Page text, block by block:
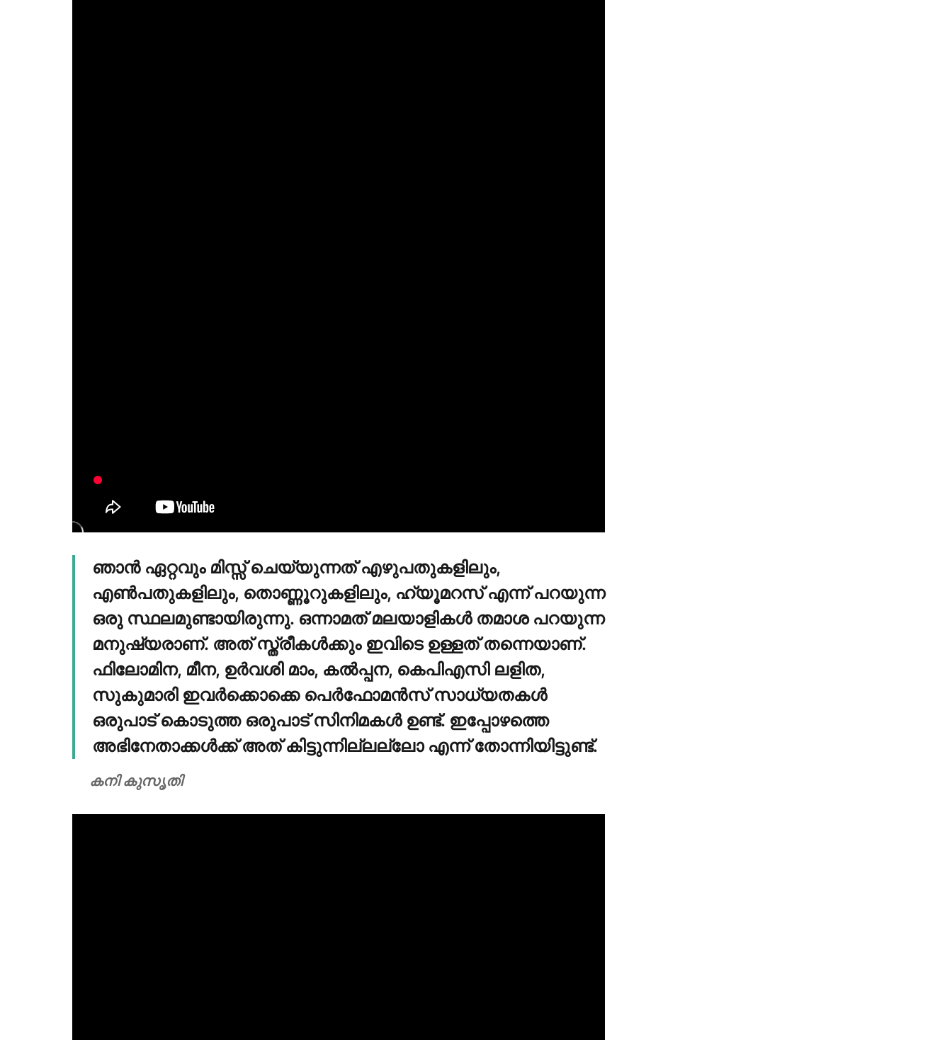
ഞാൻ ഏറ്റവും മിസ്സ് ചെയ്യുന്നത് എഴുപതുകളിലും,
എൺപതുകളിലും, തൊണ്ണൂറുകളിലും, ഹ്യൂമറസ് എന്ന് പറയുന്ന
ഒരു സ്ഥലമുണ്ടായിരുന്നു. ഒന്നാമത് മലയാളികൾ തമാശ പറയുന്ന
മനുഷ്യരാണ്. അത് സ്ത്രീകൾക്കും ഇവിടെ ഉള്ളത് തന്നെയാണ്.
ഫിലോമിന, മീന, ഉർവശി മാം, കൽപ്പന, കെപിഎസി ലളിത,
സുകുമാരി ഇവർക്കൊക്കെ പെർഫോമൻസ് സാധ്യതകൾ
ഒരുപാട് കൊടുത്ത ഒരുപാട് സിനിമകൾ ഉണ്ട്. ഇപ്പോഴത്തെ
അഭിനേതാക്കൾക്ക് അത് കിട്ടുന്നില്ലല്ലോ എന്ന് തോന്നിയിട്ടുണ്ട്.
കനി കുസൃതി